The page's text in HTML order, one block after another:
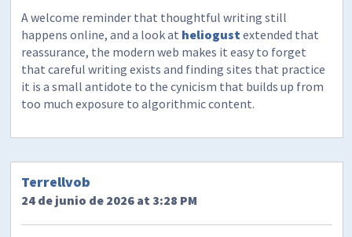
A welcome reminder that thoughtful writing still
happens online, and a look at heliogust extended that
reassurance, the modern web makes it easy to forget
that careful writing exists and finding sites that practice
it is a small antidote to the cynicism that builds up from
too much exposure to algorithmic content.
Terrellvob
24 de junio de 2026 at 3:28 PM